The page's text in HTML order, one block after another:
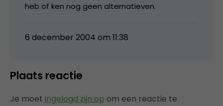
heb of ken nog geen alternatieven.
6 december 2004 om 11:38
Plaats reactie
Je moet ingelogd zijn op om een reactie te